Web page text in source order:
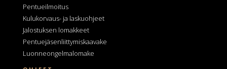
Pentueilmoitus
Kulukorvaus- ja laskuohjeet
Jalostuksen lomakkeet
Pentuejäsenliittymiskaavake
Luonneongelmalomake